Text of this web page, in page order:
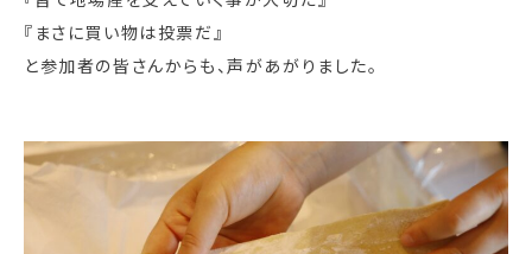
『まさに買い物は投票だ』
と参加者の皆さんからも、声があがりました。